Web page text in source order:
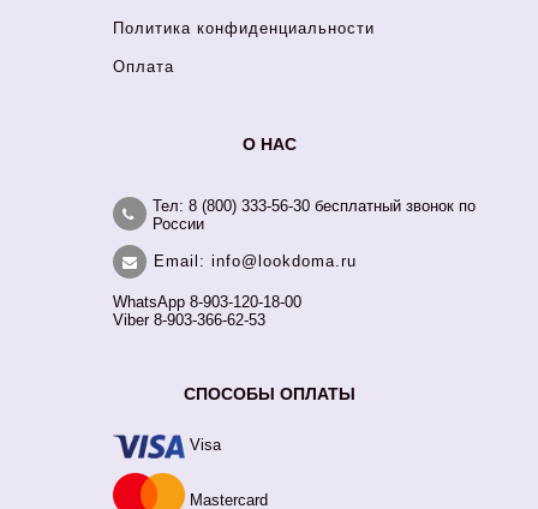
Политика конфиденциальности
Оплата
О НАС
Тел: 8 (800) 333-56-30 бесплатный звонок по
России
Email: info@lookdoma.ru
WhatsApp 8-903-120-18-00
Viber 8-903-366-62-53
СПОСОБЫ ОПЛАТЫ
Visa
Mastercard